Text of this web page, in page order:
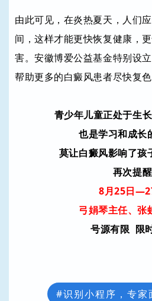
由此可见，在炎热夏天，人们
间，这样才能更快恢复健康，
害。安徽博爱公益基金特别设
帮助更多的白癜风患者尽快复
青少年儿童正处于生
也是学习和成长
莫让白癜风影响了孩
再次提醒
8月25日
弓娟琴主任、张
号源有限 限
#识别小程序，专家